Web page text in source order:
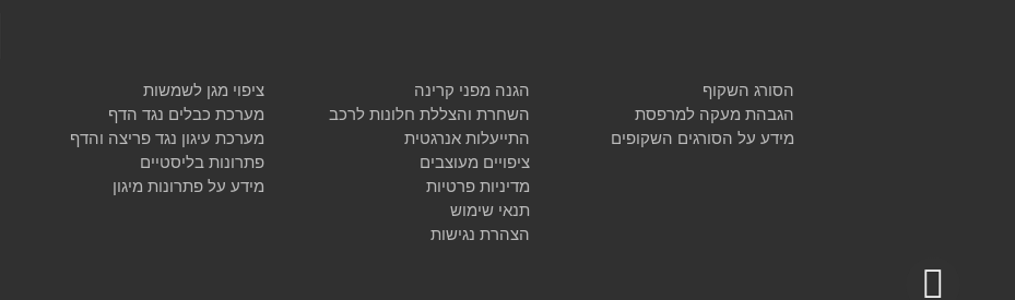
הסורג השקוף
הגבהת מעקה למרפסת
מידע על הסורגים השקופים
הגנה מפני קרינה
השחרת והצללת חלונות לרכב
התייעלות אנרגטית
ציפויים מעוצבים
מדיניות פרטיות
תנאי שימוש
הצהרת נגישות
ציפוי מגן לשמשות
מערכת כבלים נגד הדף
מערכת עיגון נגד פריצה והדף
פתרונות בליסטיים
מידע על פתרונות מיגון